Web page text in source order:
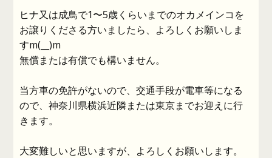
ヒナ又は成鳥で1〜5歳くらいまでのオカメインコを
お譲りくださる方いましたら、よろしくお願いしま
すm(__)m
無償または有償でも構いません。
当方車の免許がないので、交通手段が電車等になる
ので、神奈川県横浜近隣または東京までお迎えに行
きます。
大変難しいと思いますが、よろしくお願いします。